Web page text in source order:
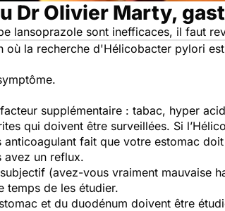
Dr Olivier Marty,
lansoprazole sont inefficaces, il faut
où la recherche d'Hélicobacter pylori
supplémentaire : tabac, hyper
qui doivent être surveillées. Si
fait que votre estomac
avez un reflux.
(avez-vous vraiment mauvaise
temps de les étudier.
et du duodénum doivent être